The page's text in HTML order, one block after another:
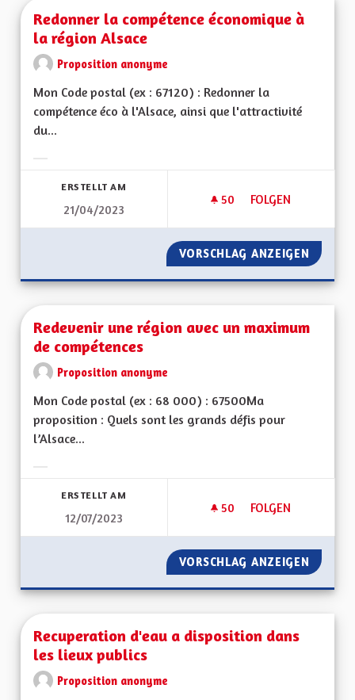
Redonner la compétence économique à
la région Alsace
Proposition anonyme
Mon Code postal (ex : 67120) : Redonner la
compétence éco à l'Alsace, ainsi que l'attractivité
du...
ERSTELLT AM
21/04/2023
50 50 FOLLOWER
FOLGEN
REDONNER LA
VORSCHLAG ANZEIGEN
Redevenir une région avec un maximum
de compétences
Proposition anonyme
Mon Code postal (ex : 68 000) : 67500Ma
proposition : Quels sont les grands défis pour
l’Alsace...
ERSTELLT AM
12/07/2023
50 50 FOLLOWER
FOLGEN
REDEVENIR UNE
VORSCHLAG ANZEIGEN
Recuperation d'eau a disposition dans
les lieux publics
Proposition anonyme